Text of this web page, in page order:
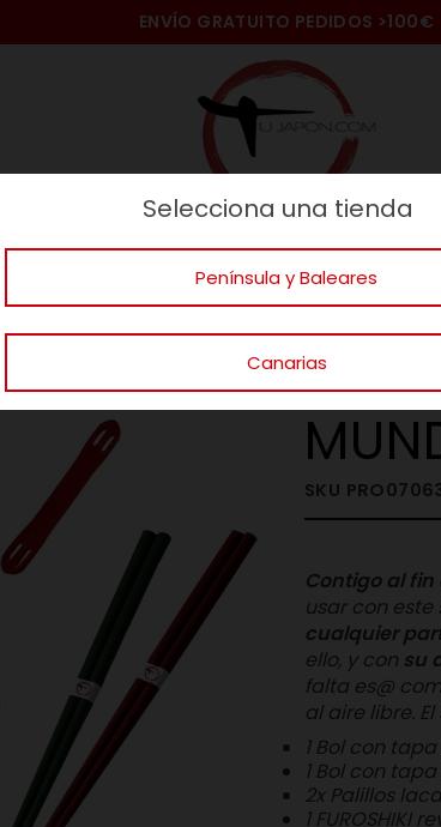
Selecciona una tienda
Península y Baleares
Canarias
ENVÍO GRATUITO PEDIDOS >100€
Menaje Ideas Regalos Gatos
DE LA BUENA MESA SET DE VAJILLA
SET
SKU
Contigo al
usar con este
cualquier
ello, y con su
falta es@
al aire libre.
1 Bol con tapa
1 Bol con tapa
2x Palillos
1 FUROSHIKI